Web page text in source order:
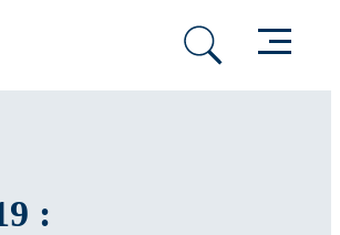
Menu
: